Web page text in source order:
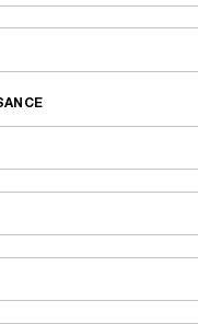
G
de gingembre et grand glaçon.
ÉTAPES